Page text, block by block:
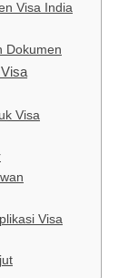
Visa India
Dokumen
Visa
Visa